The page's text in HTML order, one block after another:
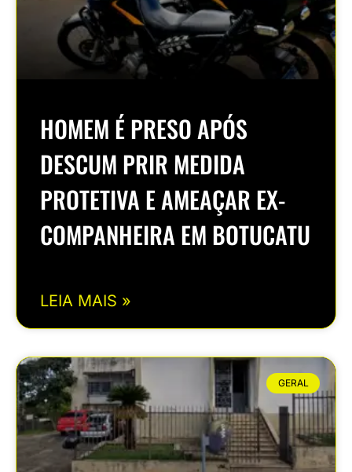
HOMEM É PRESO APÓS
DESCUM PRIR MEDIDA
PROTETIVA E AMEAÇAR EX-
COMPANHEIRA EM BOTUCATU
LEIA MAIS »
GERAL